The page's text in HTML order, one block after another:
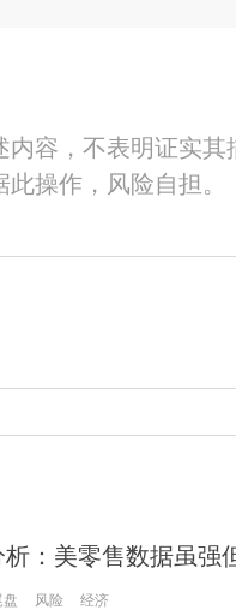
容，不表明证实
操作，风险自担。
：美零售数据虽强
盘 风险 经济